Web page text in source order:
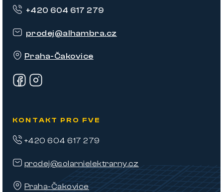
prodej@alhambra.cz
Praha-Čakovice
+420 604 617 279
KONTAKT PRO FVE
prodej@solarnielektrarny.cz
Praha-Čakovice
+420 604 617 279